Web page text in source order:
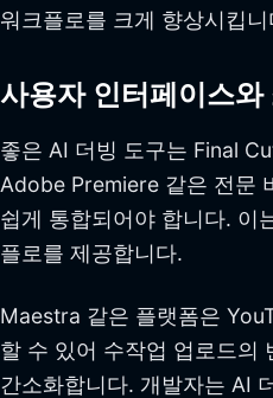
워크플로를 크게 향상시킵니
사용자 인터페이스
좋은 AI 더빙 도구는 Final
Adobe Premiere 같은 전문
쉽게 통합되어야 합니다. 이
플로를 제공합니다.
Maestra 같은 플랫폼은
할 수 있어 수작업 업로드의
간소화합니다. 개발자는 AI